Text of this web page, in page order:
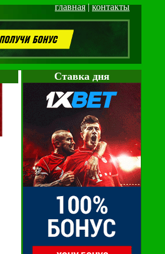
главная|контакты
Cтавка дня